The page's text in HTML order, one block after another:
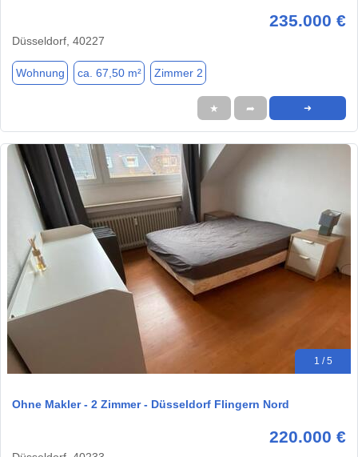
235.000 €
Düsseldorf, 40227
Wohnung ca. 67,50 m² Zimmer 2
★ ➦ ➜
1 / 5
Ohne Makler - 2 Zimmer - Düsseldorf Flingern Nord
220.000 €